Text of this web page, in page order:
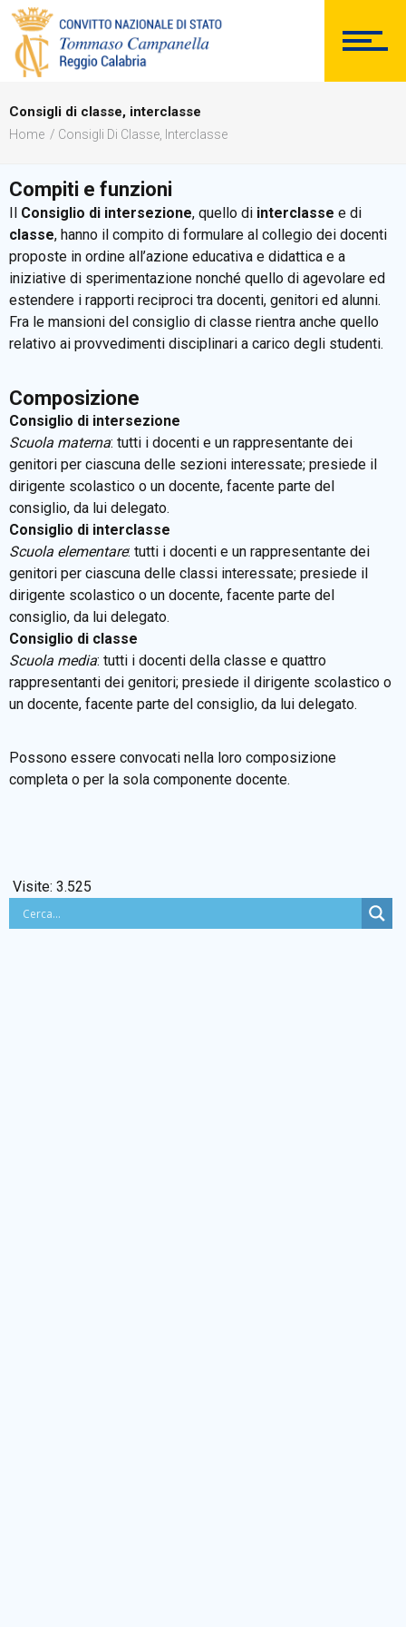
PERSONALE
Comunicazioni Esterne
BACHECA SINDACALE
Cerca
Consigli di classe, interclasse
Home Consigli Di Classe, Interclasse
Compiti e funzioni
Il Consiglio di intersezione, quello di interclasse e di
classe, hanno il compito di formulare al collegio dei docenti
proposte in ordine all’azione educativa e didattica e a
iniziative di sperimentazione nonché quello di agevolare ed
estendere i rapporti reciproci tra docenti, genitori ed alunni.
Fra le mansioni del consiglio di classe rientra anche quello
relativo ai provvedimenti disciplinari a carico degli studenti.
Composizione
Consiglio di intersezione
Scuola materna: tutti i docenti e un rappresentante dei
genitori per ciascuna delle sezioni interessate; presiede il
dirigente scolastico o un docente, facente parte del
consiglio, da lui delegato.
Consiglio di interclasse
Scuola elementare: tutti i docenti e un rappresentante dei
genitori per ciascuna delle classi interessate; presiede il
dirigente scolastico o un docente, facente parte del
consiglio, da lui delegato.
Consiglio di classe
Scuola media: tutti i docenti della classe e quattro
rappresentanti dei genitori; presiede il dirigente scolastico o
un docente, facente parte del consiglio, da lui delegato.
Possono essere convocati nella loro composizione
completa o per la sola componente docente.
Visite: 3.525